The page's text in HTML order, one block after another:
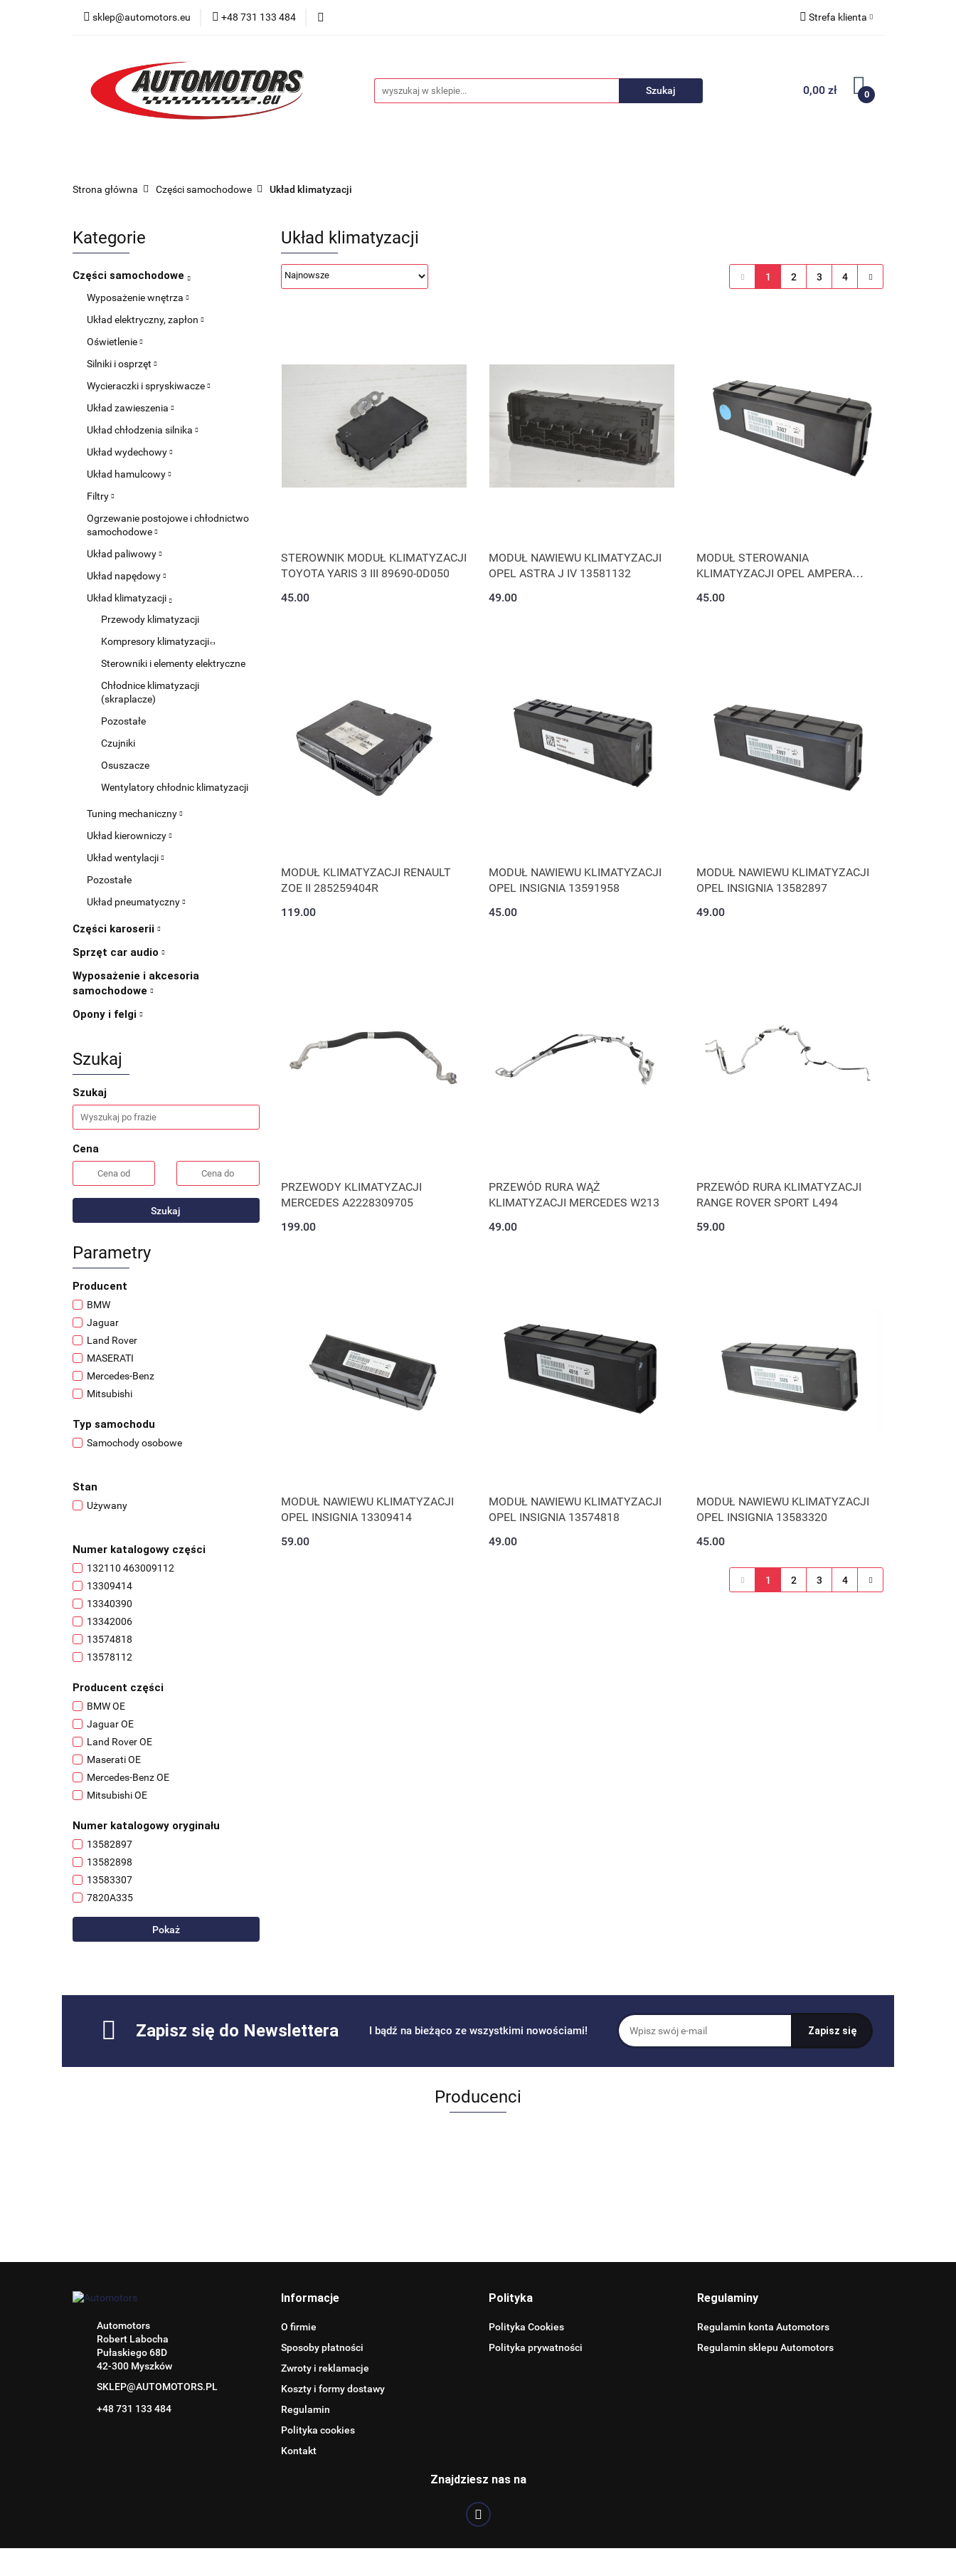
sklep@automotors.eu +48 731 133 484 Strefa klienta
Zarejestruj się
Dodaj zgłoszenie
0,00 zł 0
Części samochodowe
Car audio Nowości
Strona główna Części samochodowe Układ klimatyzacji
Kategorie
Części samochodowe
Wyposażenie wnętrza
Układ elektryczny, zapłon
Oświetlenie
Silniki i osprzęt
Wycieraczki i spryskiwacze
Układ zawieszenia
Układ chłodzenia silnika
Układ wydechowy
Układ hamulcowy
Filtry
Ogrzewanie postojowe i chłodnictwo
samochodowe
Układ paliwowy
Układ napędowy
Układ klimatyzacji
Przewody klimatyzacji
Kompresory klimatyzacji
Sterowniki i elementy elektryczne
Chłodnice klimatyzacji
(skraplacze)
Pozostałe
Czujniki
Osuszacze
Wentylatory chłodnic klimatyzacji
Tuning mechaniczny
Układ kierowniczy
Układ wentylacji
Pozostałe
Układ pneumatyczny
Części karoserii
Sprzęt car audio
Wyposażenie i akcesoria
samochodowe
Opony i felgi
Szukaj
Szukaj
Cena
Szukaj
Parametry
Producent
BMW
Jaguar
Land Rover
MASERATI
Mercedes-Benz
Mitsubishi
Opel
Porsche
Toyota
Volkswagen
Typ samochodu
Samochody osobowe
Stan
Używany
Numer katalogowy części
132110 463009112
13309414
13340390
13342006
13574818
13578112
13582897
13582898
13583307
13583320
13584742
13591958
285259404R
3C0820721M
A2048302216
A2228309705
CPLA-19A834-CE
Producent części
BMW OE
Jaguar OE
Land Rover OE
Maserati OE
Mercedes-Benz OE
Mitsubishi OE
Opel OE
Renault OE
Toyota OE
Volkswagen OE
Numer katalogowy oryginału
13582897
13582898
13583307
7820A335
Pokaż
Układ klimatyzacji
1 2 3 4
STEROWNIK MODUŁ KLIMATYZACJI
TOYOTA YARIS 3 III 89690-0D050
45.00
MODUŁ NAWIEWU KLIMATYZACJI
OPEL ASTRA J IV 13581132
49.00
MODUŁ STEROWANIA
KLIMATYZACJI OPEL AMPERA
45.00
MODUŁ KLIMATYZACJI RENAULT
ZOE II 285259404R
119.00
MODUŁ NAWIEWU KLIMATYZACJI
OPEL INSIGNIA 13591958
45.00
MODUŁ NAWIEWU KLIMATYZACJI
OPEL INSIGNIA 13582897
49.00
PRZEWODY KLIMATYZACJI
MERCEDES A2228309705
199.00
PRZEWÓD RURA WĄŻ
KLIMATYZACJI MERCEDES W213
49.00
PRZEWÓD RURA KLIMATYZACJI
RANGE ROVER SPORT L494
59.00
MODUŁ NAWIEWU KLIMATYZACJI
OPEL INSIGNIA 13309414
59.00
MODUŁ NAWIEWU KLIMATYZACJI
OPEL INSIGNIA 13574818
49.00
MODUŁ NAWIEWU KLIMATYZACJI
OPEL INSIGNIA 13583320
45.00
1 2 3 4
Zapisz się do Newslettera I bądź na bieżąco ze wszystkimi nowościami!
Producenci
BLAUPUNKT
Automotors
Robert Labocha
Pułaskiego 68D
42-300 Myszków
SKLEP@AUTOMOTORS.PL
+48 731 133 484
Informacje
O firmie
Sposoby płatności
Zwroty i reklamacje
Koszty i formy dostawy
Regulamin
Polityka cookies
Kontakt
Polityka
Polityka Cookies
Polityka prywatności
Regulaminy
Regulamin konta Automotors
Regulamin sklepu Automotors
Znajdziesz nas na